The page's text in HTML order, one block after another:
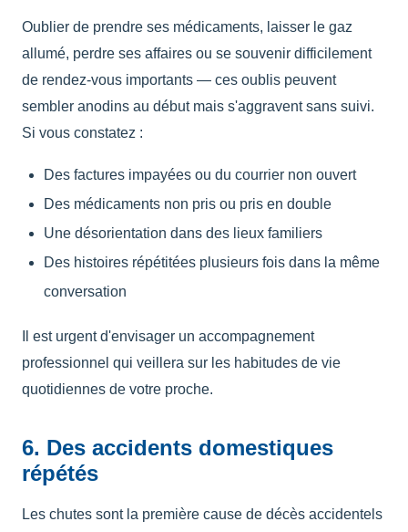
Oublier de prendre ses médicaments, laisser le gaz
allumé, perdre ses affaires ou se souvenir difficilement
de rendez-vous importants — ces oublis peuvent
sembler anodins au début mais s'aggravent sans suivi.
Si vous constatez :
Des factures impayées ou du courrier non ouvert
Des médicaments non pris ou pris en double
Une désorientation dans des lieux familiers
Des histoires répétitées plusieurs fois dans la même
conversation
Il est urgent d'envisager un accompagnement
professionnel qui veillera sur les habitudes de vie
quotidiennes de votre proche.
6. Des accidents domestiques
répétés
Les chutes sont la première cause de décès accidentels